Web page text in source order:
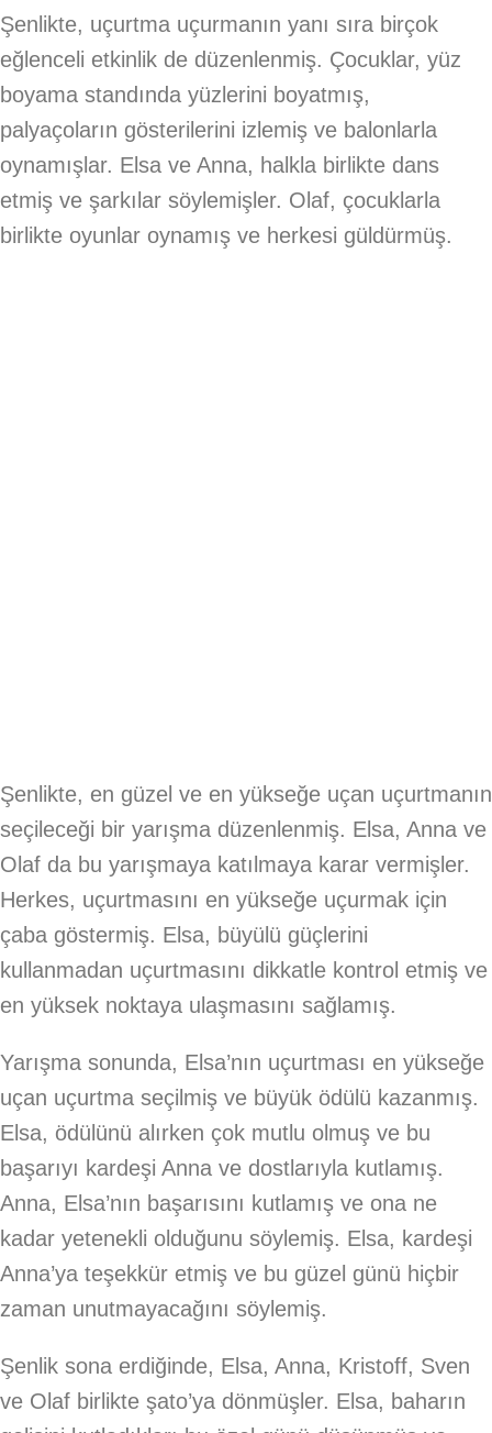
Şenlikte, uçurtma uçurmanın yanı sıra birçok
eğlenceli etkinlik de düzenlenmiş. Çocuklar, yüz
boyama standında yüzlerini boyatmış,
palyaçoların gösterilerini izlemiş ve balonlarla
oynamışlar. Elsa ve Anna, halkla birlikte dans
etmiş ve şarkılar söylemişler. Olaf, çocuklarla
birlikte oyunlar oynamış ve herkesi güldürmüş.
Şenlikte, en güzel ve en yükseğe uçan uçurtmanın
seçileceği bir yarışma düzenlenmiş. Elsa, Anna ve
Olaf da bu yarışmaya katılmaya karar vermişler.
Herkes, uçurtmasını en yükseğe uçurmak için
çaba göstermiş. Elsa, büyülü güçlerini
kullanmadan uçurtmasını dikkatle kontrol etmiş ve
en yüksek noktaya ulaşmasını sağlamış.
Yarışma sonunda, Elsa’nın uçurtması en yükseğe
uçan uçurtma seçilmiş ve büyük ödülü kazanmış.
Elsa, ödülünü alırken çok mutlu olmuş ve bu
başarıyı kardeşi Anna ve dostlarıyla kutlamış.
Anna, Elsa’nın başarısını kutlamış ve ona ne
kadar yetenekli olduğunu söylemiş. Elsa, kardeşi
Anna’ya teşekkür etmiş ve bu güzel günü hiçbir
zaman unutmayacağını söylemiş.
Şenlik sona erdiğinde, Elsa, Anna, Kristoff, Sven
ve Olaf birlikte şato’ya dönmüşler. Elsa, baharın